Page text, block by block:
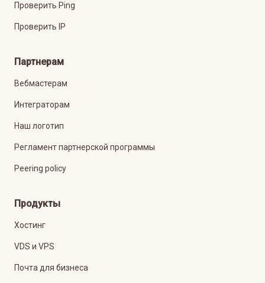
Проверить Ping
Проверить IP
Партнерам
Вебмастерам
Интеграторам
Наш логотип
Регламент партнерской программы
Peering policy
Продукты
Хостинг
VDS и VPS
Почта для бизнеса